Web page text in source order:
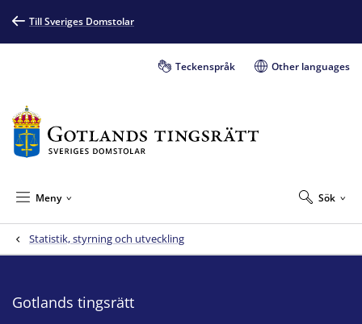
Till Sveriges Domstolar
Teckenspråk Other languages
Sök
Meny
Statistik, styrning och utveckling
Gotlands tingsrätt